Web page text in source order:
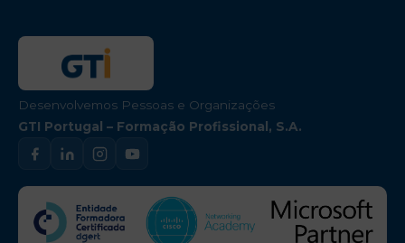
Desenvolvemos Pessoas e Organizações
GTI Portugal – Formação Profissional, S.A.